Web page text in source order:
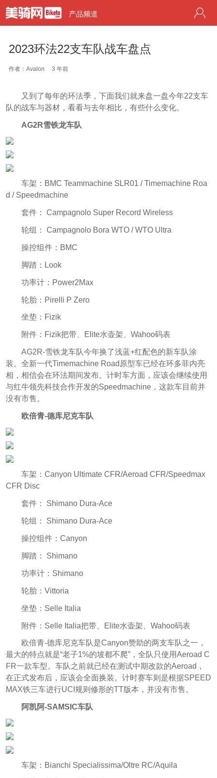
产品频道
2023环法22支车队战车盘点
作者：Avalon 3 年前
又到了每年的环法季，下面我们就来盘一盘今年22支车
队的战车与器材，看看与去年相比，有些什么变化。
AG2R雪铁龙车队
车架：BMC Teammachine SLR01 / Timemachine Roa
d / Speedmachine
套件： Campagnolo Super Record Wireless
轮组： Campagnolo Bora WTO / WTO Ultra
操控组件：BMC
脚踏：Look
功率计：Power2Max
轮胎：Pirelli P Zero
坐垫：Fizik
附件：Fizik把带、Elite水壶架、Wahoo码表
AG2R-雪铁龙车队今年换了浅蓝+红配色的新车队涂
装。全新一代Timemachine Road原型车已经在环多菲内亮
相，相信会在环法期间发布。计时车方面，应该会继续使用
与红牛领先科技合作开发的Speedmachine，这款车目前并
没有市售。
欧倍青-德库尼克车队
车架：Canyon Ultimate CFR/Aeroad CFR/Speedmax
CFR Disc
套件： Shimano Dura-Ace
轮组： Shimano Dura-Ace
操控组件：Canyon
脚踏： Shimano
功率计：Shimano
轮胎：Vittoria
坐垫：Selle Italia
附件：Selle Italia把带、Elite水壶架、Wahoo码表
欧倍青-德库尼克车队是Canyon赞助的两支车队之一，
最大的特点就是“老子1%的坡都不爬”，全队只使用Aeroad C
FR一款车型。车队之前就已经在测试中期改款的Aeroad，
在正式发布后，应该会全面换装。计时赛车则是根据SPEED
MAX铁三车进行UCI规则修形的TT版本，并没有市售。
阿凯阿-SAMSIC车队
车架：Bianchi Specialissima/Oltre RC/Aquila